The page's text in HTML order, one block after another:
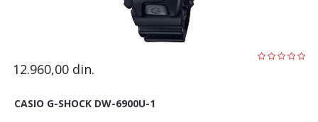
12.960,00 din.
CASIO G-SHOCK DW-6900U-1